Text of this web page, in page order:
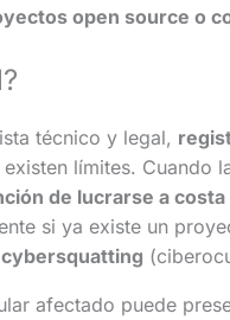
open source o
técnico y legal,
límites. Cuando
de lucrarse a
si ya existe un
cybersquatting
afectado puede